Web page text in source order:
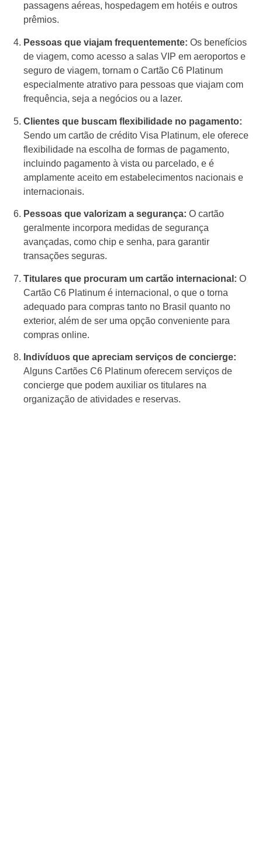
passagens aéreas, hospedagem em hotéis e outros
prêmios.
Pessoas que viajam frequentemente: Os benefícios
de viagem, como acesso a salas VIP em aeroportos e
seguro de viagem, tornam o Cartão C6 Platinum
especialmente atrativo para pessoas que viajam com
frequência, seja a negócios ou a lazer.
Clientes que buscam flexibilidade no pagamento:
Sendo um cartão de crédito Visa Platinum, ele oferece
flexibilidade na escolha de formas de pagamento,
incluindo pagamento à vista ou parcelado, e é
amplamente aceito em estabelecimentos nacionais e
internacionais.
Pessoas que valorizam a segurança: O cartão
geralmente incorpora medidas de segurança
avançadas, como chip e senha, para garantir
transações seguras.
Titulares que procuram um cartão internacional: O
Cartão C6 Platinum é internacional, o que o torna
adequado para compras tanto no Brasil quanto no
exterior, além de ser uma opção conveniente para
compras online.
Indivíduos que apreciam serviços de concierge:
Alguns Cartões C6 Platinum oferecem serviços de
concierge que podem auxiliar os titulares na
organização de atividades e reservas.